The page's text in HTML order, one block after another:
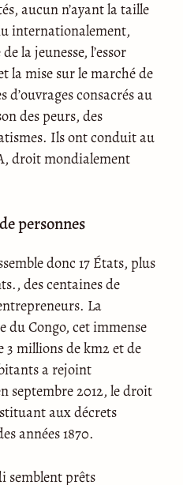
aucun n’ayant la taille
internationalement,
la jeunesse, l’essor
la mise sur le marché de
consacrés au
des peurs, des
Ils ont conduit au
droit mondialement
personnes
donc 17 États, plus
des centaines de
La
du Congo, cet immense
3 millions de km2 et de
a rejoint
septembre 2012, le droit
aux décrets
années 1870.
semblent prêts